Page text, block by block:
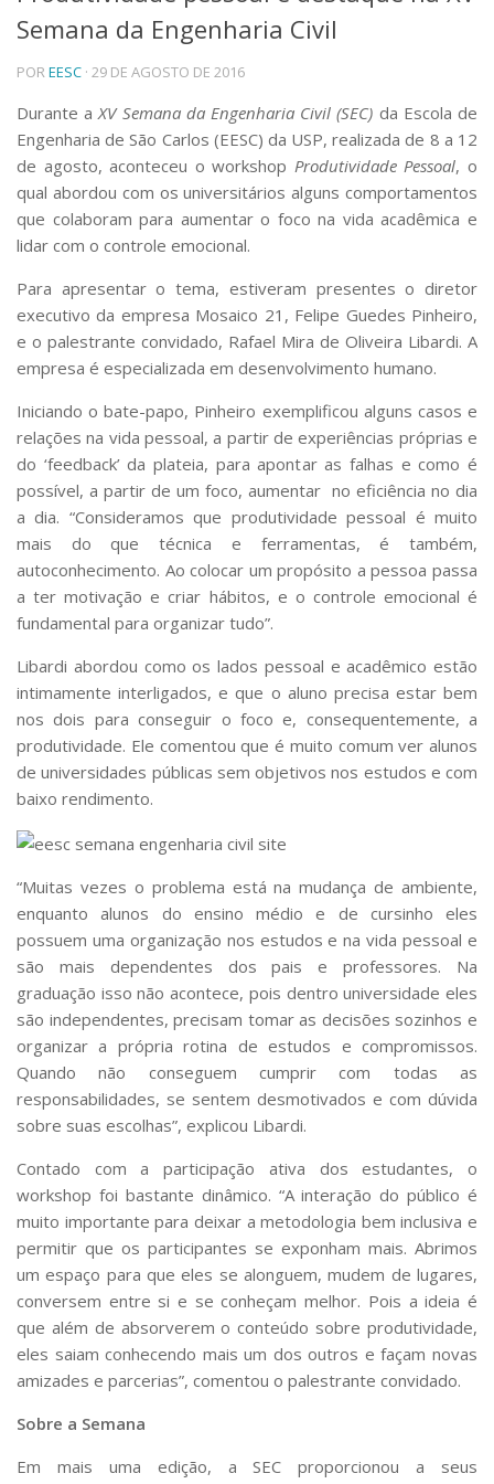
Telefones e Mapas
Pessoas
Ensino
Graduação
Pós-Graduação
Educação a distância
Cursos de Extensão
Pesquisa e Inovação
Linhas de Pesquisa
Pós-doutorado
Iniciação Científica
Transferência de Tecnologia
Empresas Juniores
Projetos, Programas e Cursos
Artes, Cultura e Esportes
Museus e Espaços Interativos
Serviços
Bibliotecas
Apoio ao Estudante
Segurança, Trânsito e Prevenção
RH, Administrativo e Financeiro
Outros serviços
Comunicação
Assessorias e Mídias
Aplicativos e Sites
Jornal da USP
Agenda de Eventos
Defesa de Teses
Semana da Engenharia Civil
POREESC · 29 DE AGOSTO DE 2016
Durante aXV Semana da Engenharia Civil (SEC) da Escola de
Engenharia de São Carlos (EESC) da USP, realizada de 8 a 12
de agosto, aconteceu o workshop Produtividade Pessoal, o
qual abordou com os universitários alguns comportamentos
que colaboram para aumentar o foco na vida acadêmica e
lidar com o controle emocional.
Para apresentar o tema, estiveram presentes o diretor
executivo da empresa Mosaico 21, Felipe Guedes Pinheiro,
e o palestrante convidado, Rafael Mira de Oliveira Libardi. A
empresa é especializada em desenvolvimento humano.
Iniciando o bate-papo, Pinheiro exemplificou alguns casos e
relações na vida pessoal, a partir de experiências próprias e
do ‘feedback’ da plateia, para apontar as falhas e como é
possível, a partir de um foco, aumentar no eficiência no dia
a dia. “Consideramos que produtividade pessoal é muito
mais do que técnica e ferramentas, é também,
autoconhecimento. Ao colocar um propósito a pessoa passa
a ter motivação e criar hábitos, e o controle emocional é
fundamental para organizar tudo”.
Libardi abordou como os lados pessoal e acadêmico estão
intimamente interligados, e que o aluno precisa estar bem
nos dois para conseguir o foco e, consequentemente, a
produtividade. Ele comentou que é muito comum ver alunos
de universidades públicas sem objetivos nos estudos e com
baixo rendimento.
“Muitas vezes o problema está na mudança de ambiente,
enquanto alunos do ensino médio e de cursinho eles
possuem uma organização nos estudos e na vida pessoal e
são mais dependentes dos pais e professores. Na
graduação isso não acontece, pois dentro universidade eles
são independentes, precisam tomar as decisões sozinhos e
organizar a própria rotina de estudos e compromissos.
Quando não conseguem cumprir com todas as
responsabilidades, se sentem desmotivados e com dúvida
sobre suas escolhas”, explicou Libardi.
Contado com a participação ativa dos estudantes, o
workshop foi bastante dinâmico. “A interação do público é
muito importante para deixar a metodologia bem inclusiva e
permitir que os participantes se exponham mais. Abrimos
um espaço para que eles se alonguem, mudem de lugares,
conversem entre si e se conheçam melhor. Pois a ideia é
que além de absorverem o conteúdo sobre produtividade,
eles saiam conhecendo mais um dos outros e façam novas
amizades e parcerias”, comentou o palestrante convidado.
Sobre a Semana
Em mais uma edição, a SEC proporcionou a seus